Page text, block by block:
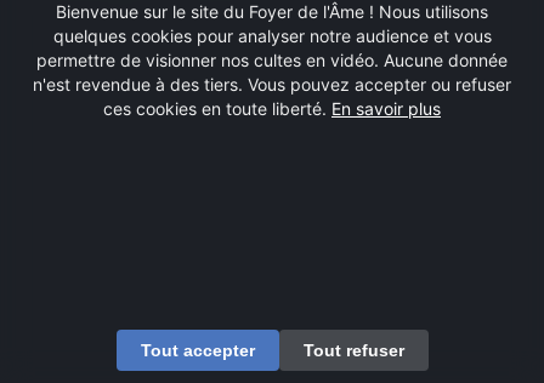
Bienvenue sur le site du Foyer de l'Âme ! Nous utilisons
quelques cookies pour analyser notre audience et vous
permettre de visionner nos cultes en vidéo. Aucune donnée
n'est revendue à des tiers. Vous pouvez accepter ou refuser
ces cookies en toute liberté. En savoir plus
Tout accepter Tout refuser